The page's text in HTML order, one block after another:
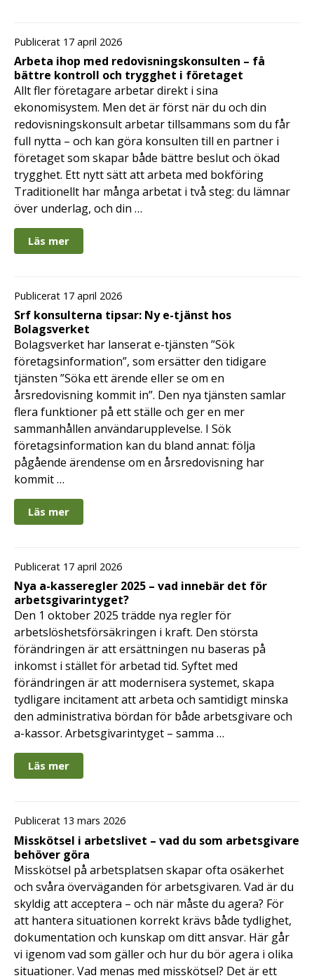
Publicerat 17 april 2026
Arbeta ihop med redovisningskonsulten – få
bättre kontroll och trygghet i företaget
Allt fler företagare arbetar direkt i sina
ekonomisystem. Men det är först när du och din
redovisningskonsult arbetar tillsammans som du får
full nytta – och kan göra konsulten till en partner i
företaget som skapar både bättre beslut och ökad
trygghet. Ett nytt sätt att arbeta med bokföring
Traditionellt har många arbetat i två steg: du lämnar
över underlag, och din …
Läs mer
Publicerat 17 april 2026
Srf konsulterna tipsar: Ny e-tjänst hos
Bolagsverket
Bolagsverket har lanserat e-tjänsten ”Sök
företagsinformation”, som ersätter den tidigare
tjänsten ”Söka ett ärende eller se om en
årsredovisning kommit in”. Den nya tjänsten samlar
flera funktioner på ett ställe och ger en mer
sammanhållen användarupplevelse. I Sök
företagsinformation kan du bland annat: följa
pågående ärendense om en årsredovisning har
kommit …
Läs mer
Publicerat 17 april 2026
Nya a-kasseregler 2025 – vad innebär det för
arbetsgivarintyget?
Den 1 oktober 2025 trädde nya regler för
arbetslöshetsförsäkringen i kraft. Den största
förändringen är att ersättningen nu baseras på
inkomst i stället för arbetad tid. Syftet med
förändringen är att modernisera systemet, skapa
tydligare incitament att arbeta och samtidigt minska
den administrativa bördan för både arbetsgivare och
a-kassor. Arbetsgivarintyget – samma …
Läs mer
Publicerat 13 mars 2026
Misskötsel i arbetslivet – vad du som arbetsgivare
behöver göra
Misskötsel på arbetsplatsen skapar ofta osäkerhet
och svåra överväganden för arbetsgivaren. Vad är du
skyldig att acceptera – och när måste du agera? För
att hantera situationen korrekt krävs både tydlighet,
dokumentation och kunskap om ditt ansvar. Här går
vi igenom vad som gäller och hur du bör agera i olika
situationer. Vad menas med misskötsel? Det är ett